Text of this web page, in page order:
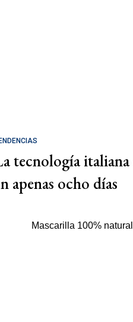
tecnología italiana
apenas ocho días